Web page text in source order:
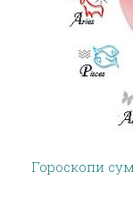
Гороскопи